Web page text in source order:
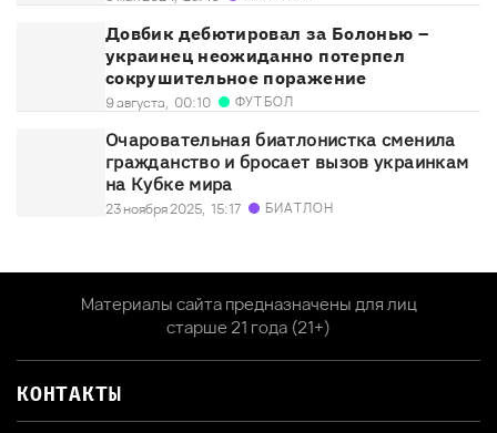
Довбик дебютировал за Болонью –
украинец неожиданно потерпел
сокрушительное поражение
9 августа, 00:10 ФУТБОЛ
Очаровательная биатлонистка сменила
гражданство и бросает вызов украинкам
на Кубке мира
23 ноября 2025, 15:17 БИАТЛОН
Материалы сайта предназначены для лиц
старше 21 года (21+)
КОНТАКТЫ